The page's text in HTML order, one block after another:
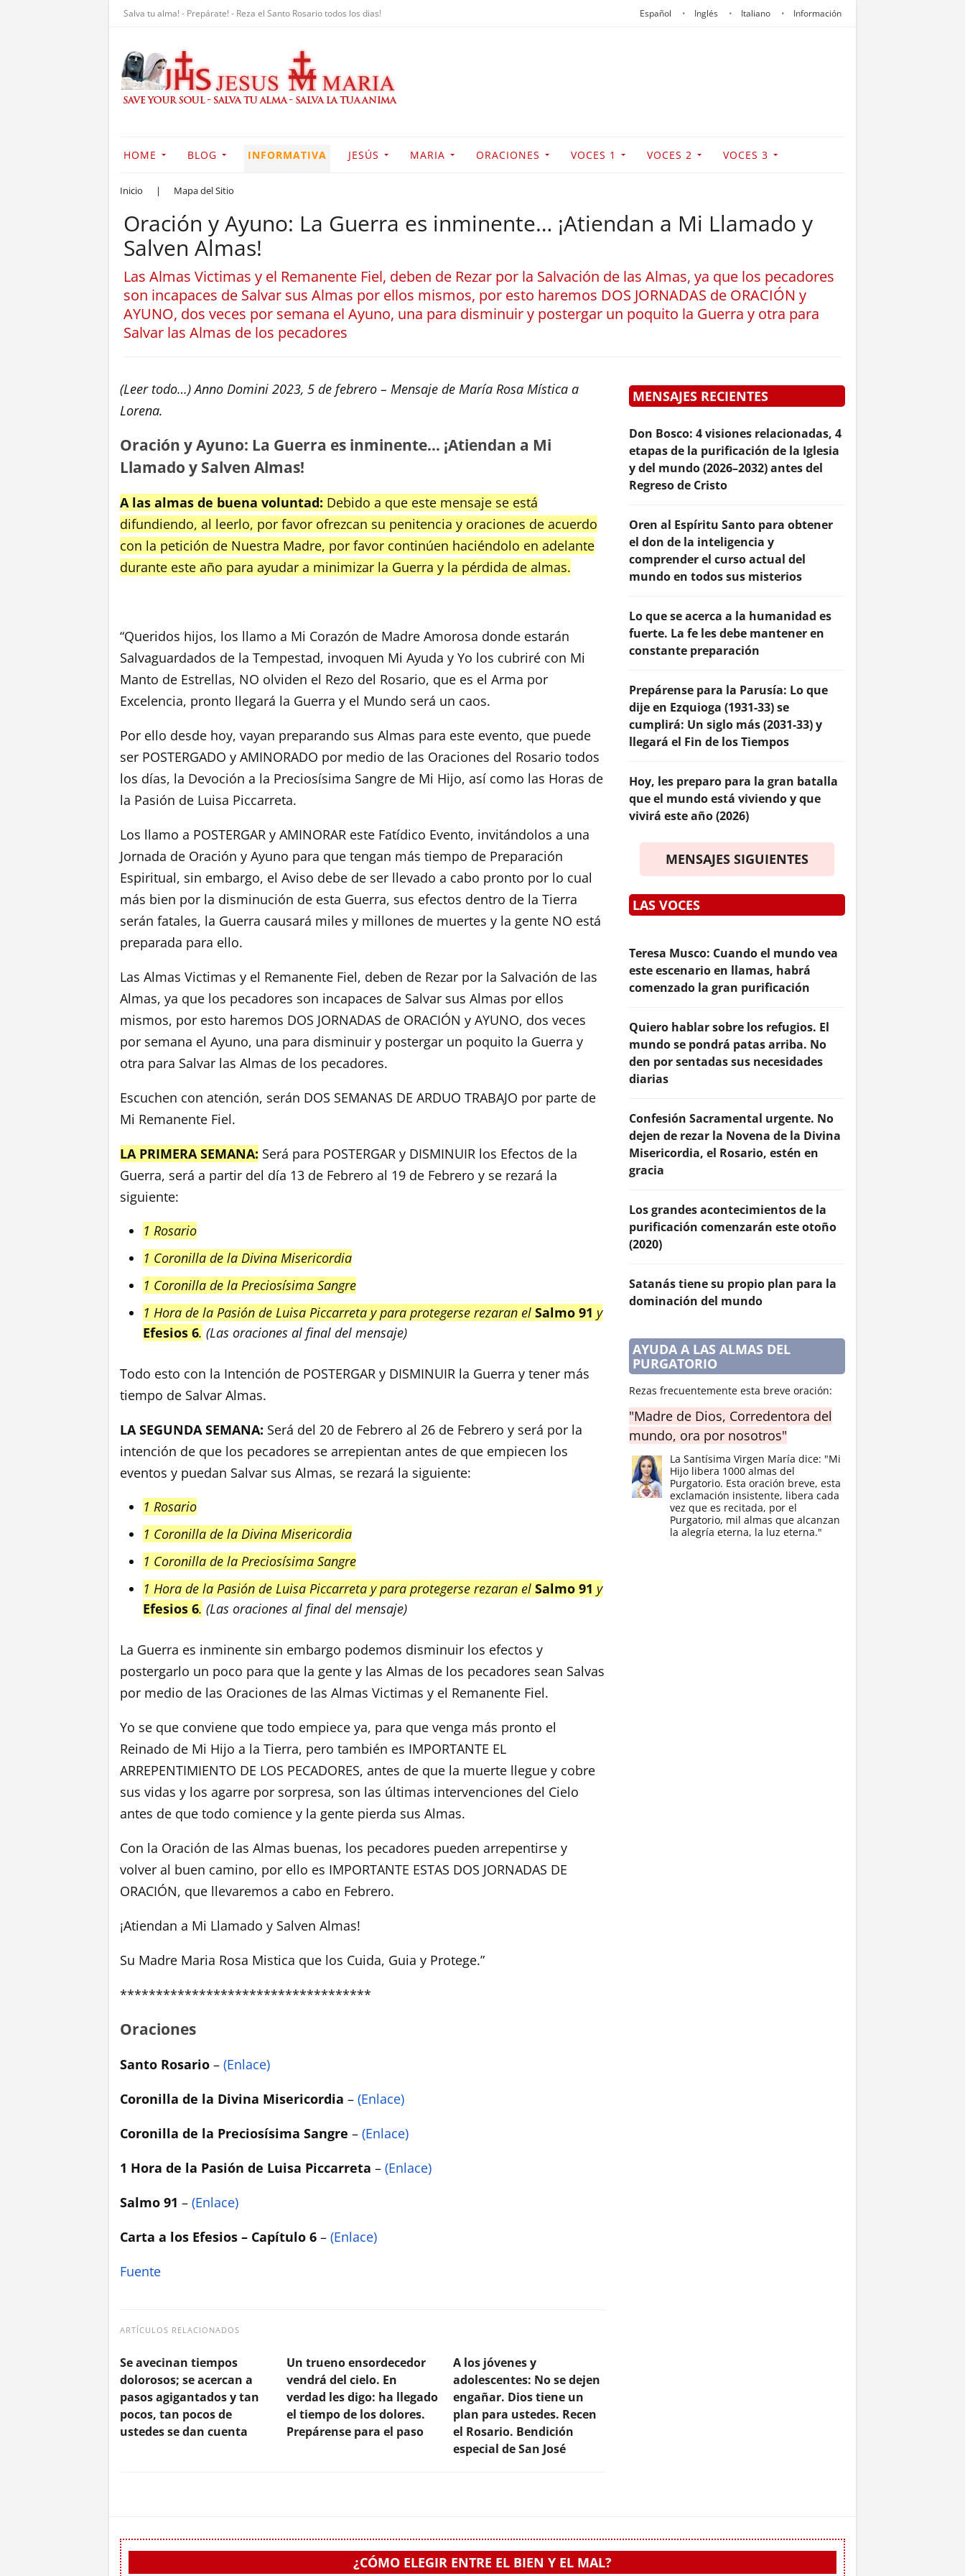
Salva tu alma! - Prepárate! - Reza el Santo Rosario todos los dias! Español Inglés Italiano Información
HOME BLOG INFORMATIVA JESÚS MARIA ORACIONES VOCES 1 VOCES 2 VOCES 3
Inicio | Mapa del Sitio
Oración y Ayuno: La Guerra es inminente… ¡Atiendan a Mi Llamado y
Salven Almas!
Las Almas Victimas y el Remanente Fiel, deben de Rezar por la Salvación de las Almas, ya que los pecadores
son incapaces de Salvar sus Almas por ellos mismos, por esto haremos DOS JORNADAS de ORACIÓN y
AYUNO, dos veces por semana el Ayuno, una para disminuir y postergar un poquito la Guerra y otra para
Salvar las Almas de los pecadores
(Leer todo…) Anno Domini 2023, 5 de febrero – Mensaje de María Rosa Mística a
Lorena.
Oración y Ayuno: La Guerra es inminente… ¡Atiendan a Mi
Llamado y Salven Almas!
A las almas de buena voluntad: Debido a que este mensaje se está
difundiendo, al leerlo, por favor ofrezcan su penitencia y oraciones de acuerdo
con la petición de Nuestra Madre, por favor continúen haciéndolo en adelante
durante este año para ayudar a minimizar la Guerra y la pérdida de almas.
“Queridos hijos, los llamo a Mi Corazón de Madre Amorosa donde estarán
Salvaguardados de la Tempestad, invoquen Mi Ayuda y Yo los cubriré con Mi
Manto de Estrellas, NO olviden el Rezo del Rosario, que es el Arma por
Excelencia, pronto llegará la Guerra y el Mundo será un caos.
Por ello desde hoy, vayan preparando sus Almas para este evento, que puede
ser POSTERGADO y AMINORADO por medio de las Oraciones del Rosario todos
los días, la Devoción a la Preciosísima Sangre de Mi Hijo, así como las Horas de
la Pasión de Luisa Piccarreta.
Los llamo a POSTERGAR y AMINORAR este Fatídico Evento, invitándolos a una
Jornada de Oración y Ayuno para que tengan más tiempo de Preparación
Espiritual, sin embargo, el Aviso debe de ser llevado a cabo pronto por lo cual
más bien por la disminución de esta Guerra, sus efectos dentro de la Tierra
serán fatales, la Guerra causará miles y millones de muertes y la gente NO está
preparada para ello.
Las Almas Victimas y el Remanente Fiel, deben de Rezar por la Salvación de las
Almas, ya que los pecadores son incapaces de Salvar sus Almas por ellos
mismos, por esto haremos DOS JORNADAS de ORACIÓN y AYUNO, dos veces
por semana el Ayuno, una para disminuir y postergar un poquito la Guerra y
otra para Salvar las Almas de los pecadores.
Escuchen con atención, serán DOS SEMANAS DE ARDUO TRABAJO por parte de
Mi Remanente Fiel.
LA PRIMERA SEMANA: Será para POSTERGAR y DISMINUIR los Efectos de la
Guerra, será a partir del día 13 de Febrero al 19 de Febrero y se rezará la
siguiente:
1 Rosario
1 Coronilla de la Divina Misericordia
1 Coronilla de la Preciosísima Sangre
1 Hora de la Pasión de Luisa Piccarreta y para protegerse rezaran elSalmo 91 y
Efesios 6. (Las oraciones al final del mensaje)
Todo esto con la Intención de POSTERGAR y DISMINUIR la Guerra y tener más
tiempo de Salvar Almas.
LA SEGUNDA SEMANA: Será del 20 de Febrero al 26 de Febrero y será por la
intención de que los pecadores se arrepientan antes de que empiecen los
eventos y puedan Salvar sus Almas, se rezará la siguiente:
1 Rosario
1 Coronilla de la Divina Misericordia
1 Coronilla de la Preciosísima Sangre
1 Hora de la Pasión de Luisa Piccarreta y para protegerse rezaran elSalmo 91 y
Efesios 6. (Las oraciones al final del mensaje)
La Guerra es inminente sin embargo podemos disminuir los efectos y
postergarlo un poco para que la gente y las Almas de los pecadores sean Salvas
por medio de las Oraciones de las Almas Victimas y el Remanente Fiel.
Yo se que conviene que todo empiece ya, para que venga más pronto el
Reinado de Mi Hijo a la Tierra, pero también es IMPORTANTE EL
ARREPENTIMIENTO DE LOS PECADORES, antes de que la muerte llegue y cobre
sus vidas y los agarre por sorpresa, son las últimas intervenciones del Cielo
antes de que todo comience y la gente pierda sus Almas.
Con la Oración de las Almas buenas, los pecadores pueden arrepentirse y
volver al buen camino, por ello es IMPORTANTE ESTAS DOS JORNADAS DE
ORACIÓN, que llevaremos a cabo en Febrero.
¡Atiendan a Mi Llamado y Salven Almas!
Su Madre Maria Rosa Mistica que los Cuida, Guia y Protege.”
***********************************
Oraciones
Santo Rosario – (Enlace)
Coronilla de la Divina Misericordia – (Enlace)
Coronilla de la Preciosísima Sangre – (Enlace)
1 Hora de la Pasión de Luisa Piccarreta – (Enlace)
Salmo 91 – (Enlace)
Carta a los Efesios – Capítulo 6 – (Enlace)
Fuente
ARTÍCULOS RELACIONADOS
Se avecinan tiempos
dolorosos; se acercan a
pasos agigantados y tan
pocos, tan pocos de
ustedes se dan cuenta
Un trueno ensordecedor
vendrá del cielo. En
verdad les digo: ha llegado
el tiempo de los dolores.
Prepárense para el paso
A los jóvenes y
adolescentes: No se dejen
engañar. Dios tiene un
plan para ustedes. Recen
el Rosario. Bendición
especial de San José
MENSAJES RECIENTES
Don Bosco: 4 visiones relacionadas, 4
etapas de la purificación de la Iglesia
y del mundo (2026–2032) antes del
Regreso de Cristo
Oren al Espíritu Santo para obtener
el don de la inteligencia y
comprender el curso actual del
mundo en todos sus misterios
Lo que se acerca a la humanidad es
fuerte. La fe les debe mantener en
constante preparación
Prepárense para la Parusía: Lo que
dije en Ezquioga (1931-33) se
cumplirá: Un siglo más (2031-33) y
llegará el Fin de los Tiempos
Hoy, les preparo para la gran batalla
que el mundo está viviendo y que
vivirá este año (2026)
MENSAJES SIGUIENTES
LAS VOCES
Teresa Musco: Cuando el mundo vea
este escenario en llamas, habrá
comenzado la gran purificación
Quiero hablar sobre los refugios. El
mundo se pondrá patas arriba. No
den por sentadas sus necesidades
diarias
Confesión Sacramental urgente. No
dejen de rezar la Novena de la Divina
Misericordia, el Rosario, estén en
gracia
Los grandes acontecimientos de la
purificación comenzarán este otoño
(2020)
Satanás tiene su propio plan para la
dominación del mundo
AYUDA A LAS ALMAS DEL
PURGATORIO
Rezas frecuentemente esta breve oración:
"Madre de Dios, Corredentora del
mundo, ora por nosotros"
La Santísima Virgen María dice: "Mi
Hijo libera 1000 almas del
Purgatorio. Esta oración breve, esta
exclamación insistente, libera cada
vez que es recitada, por el
Purgatorio, mil almas que alcanzan
la alegría eterna, la luz eterna."
¿CÓMO ELEGIR ENTRE EL BIEN Y EL MAL?